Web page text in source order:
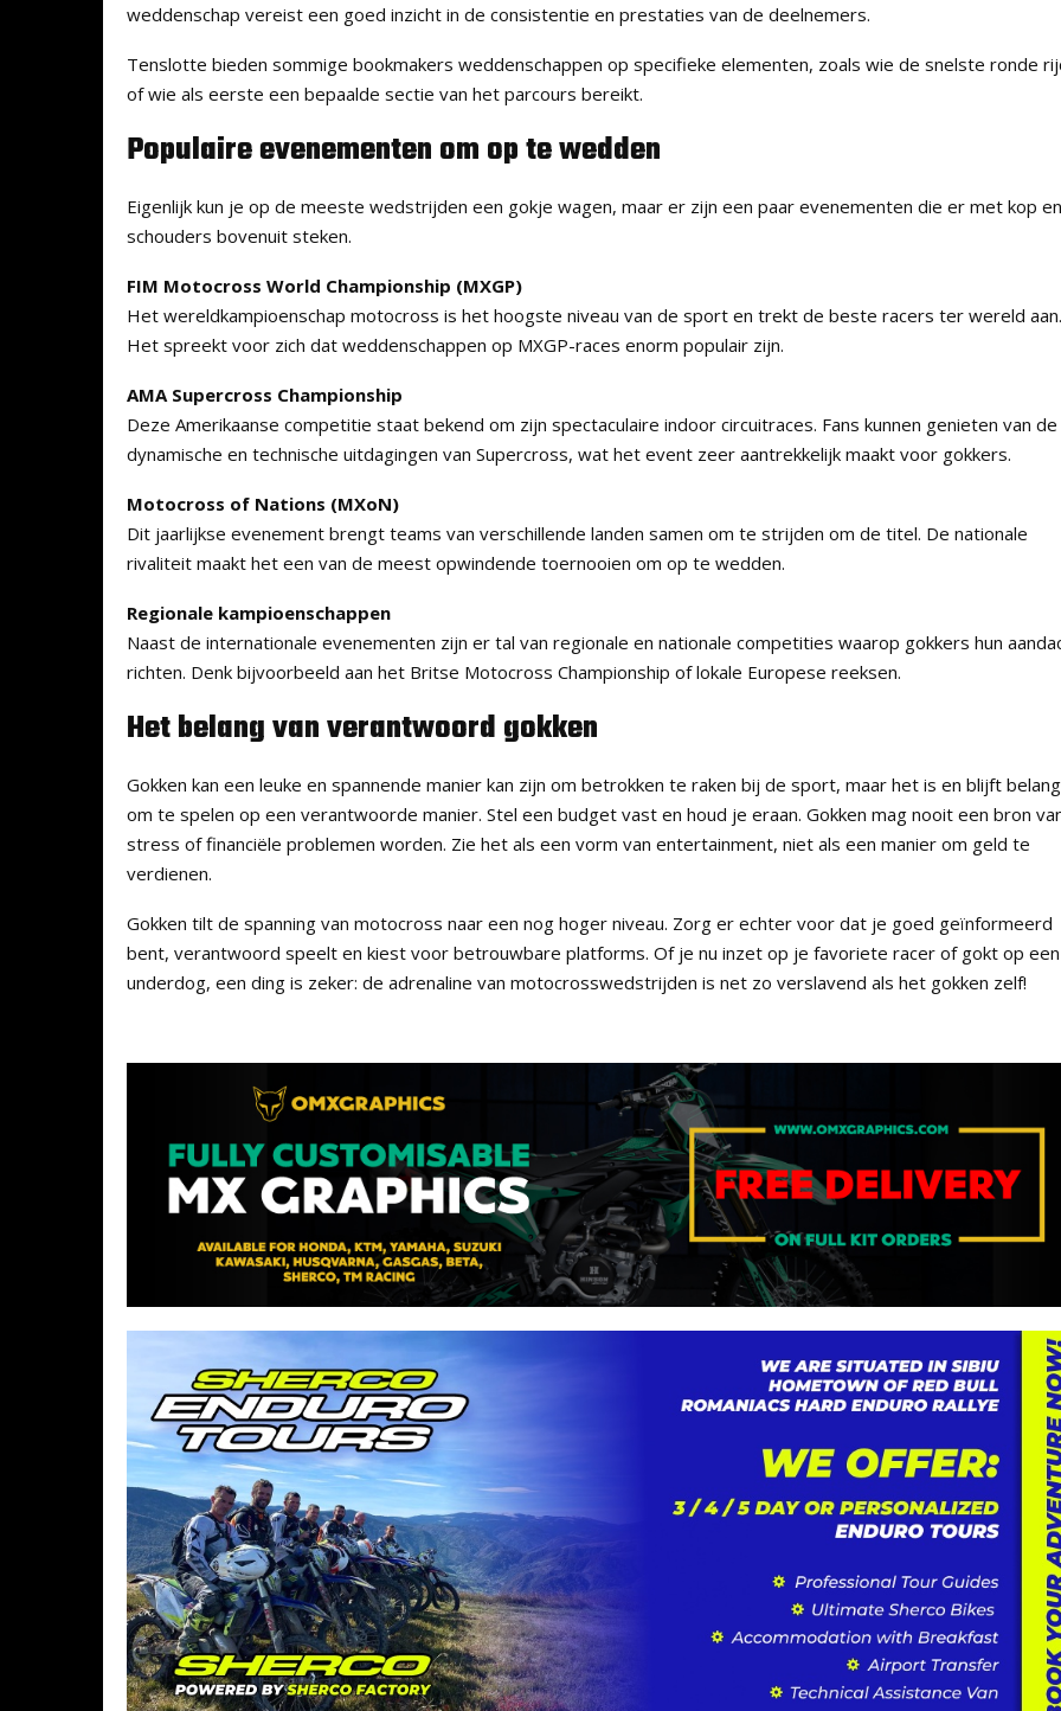
weddenschap vereist een goed inzicht in de consistentie en prestaties van de deelnemers.
Tenslotte bieden sommige bookmakers weddenschappen op specifieke elementen, zoals wie de snelste ronde
of wie als eerste een bepaalde sectie van het parcours bereikt.
Populaire evenementen om op te wedden
Eigenlijk kun je op de meeste wedstrijden een gokje wagen, maar er zijn een paar evenementen die er met kop en
schouders bovenuit steken.
FIM Motocross World Championship (MXGP)
Het wereldkampioenschap motocross is het hoogste niveau van de sport en trekt de beste racers ter wereld aan.
Het spreekt voor zich dat weddenschappen op MXGP-races enorm populair zijn.
AMA Supercross Championship
Deze Amerikaanse competitie staat bekend om zijn spectaculaire indoor circuitraces. Fans kunnen genieten van de
dynamische en technische uitdagingen van Supercross, wat het event zeer aantrekkelijk maakt voor gokkers.
Motocross of Nations (MXoN)
Dit jaarlijkse evenement brengt teams van verschillende landen samen om te strijden om de titel. De nationale
rivaliteit maakt het een van de meest opwindende toernooien om op te wedden.
Regionale kampioenschappen
Naast de internationale evenementen zijn er tal van regionale en nationale competities waarop gokkers hun
richten. Denk bijvoorbeeld aan het Britse Motocross Championship of lokale Europese reeksen.
Het belang van verantwoord gokken
Gokken kan een leuke en spannende manier kan zijn om betrokken te raken bij de sport, maar het is en blijft
om te spelen op een verantwoorde manier. Stel een budget vast en houd je eraan. Gokken mag nooit een bron
stress of financiële problemen worden. Zie het als een vorm van entertainment, niet als een manier om geld te
verdienen.
Gokken tilt de spanning van motocross naar een nog hoger niveau. Zorg er echter voor dat je goed geïnformeerd
bent, verantwoord speelt en kiest voor betrouwbare platforms. Of je nu inzet op je favoriete racer of gokt op een
underdog, een ding is zeker: de adrenaline van motocrosswedstrijden is net zo verslavend als het gokken zelf!